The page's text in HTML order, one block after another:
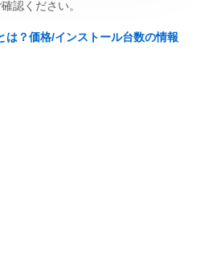
認ください。
？価格/インストール台数の情報